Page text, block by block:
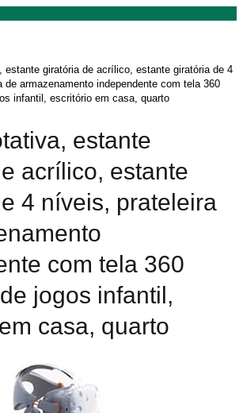
estante giratória de acrílico, estante giratória de 4
de armazenamento independente com tela 360
infantil, escritório em casa, quarto
estante
acrílico, estante
4 níveis, prateleira
com tela 360
jogos infantil,
casa, quarto